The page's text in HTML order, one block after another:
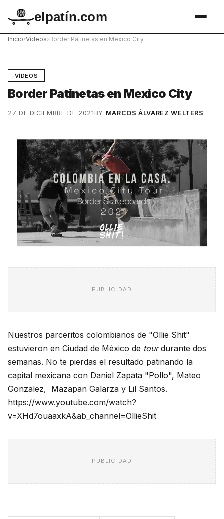
elpatín.com
Inicio›Vídeos›Border Patinetas en Mexico City
VÍDEOS
Border Patinetas en Mexico City
27 DE DICIEMBRE DE 2021BY MARCOS ÁLVAREZ WELTERS
PUBLICIDAD
Nuestros parceritos colombianos de "Ollie Shit"
estuvieron en Ciudad de México de tourdurante dos
semanas. No te pierdas el resultado patinando la
capital mexicana con Daniel Zapata "Pollo", Mateo
Gonzalez, Mazapan Galarza y Lil Santos.
https://www.youtube.com/watch?
v=XHd7ouaaxkA&ab_channel=OllieShit
PUBLICIDAD